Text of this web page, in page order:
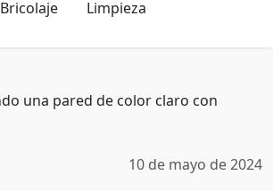
Bricolaje
Limpieza
10 de mayo de 2024